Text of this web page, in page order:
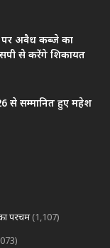
पर अवैध कब्जे का
से करेंगे शिकायत
से सम्मानित हुए महेश
परचम (1,107)